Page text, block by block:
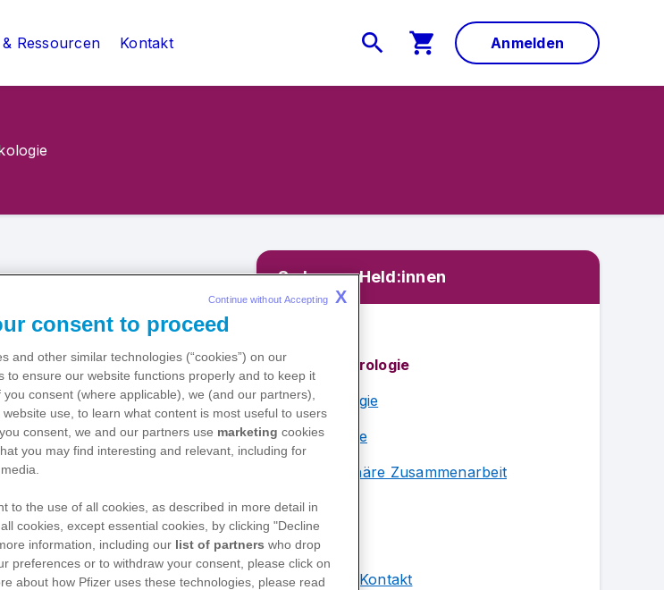
Anmelden
Ressourcen Kontakt
So lernen Held:innen
Gastroenterologie
Rheumatologie
Dermatologie
Interdisziplinäre Zusammenarbeit
Studien
Podcasts
Über uns & Kontakt
consent to proceed
and other similar technologies (“cookies”) on our
to ensure our website functions properly and to keep it
consent (where applicable), we (and our partners),
use, to learn what content is most useful to users
consent, we and our partners use marketing cookies
you may find interesting and relevant, including for
to the use of all cookies, as described in more detail in
cookies, except essential cookies, by clicking "Decline
information, including our list of partners who drop
preferences or to withdraw your consent, please click on
about how Pfizer uses these technologies, please read
Continue without Accepting X